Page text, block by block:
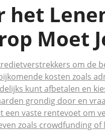
het
Moet
om de
kosten zoals
kunt afbetalen en
grondig door en
een vaste rentevoet om
zoals crowdfunding